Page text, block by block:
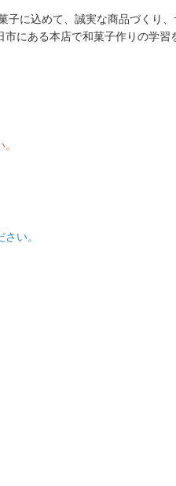
に込めて、誠実な商品づくり
にある本店で和菓子作りの学習
い。